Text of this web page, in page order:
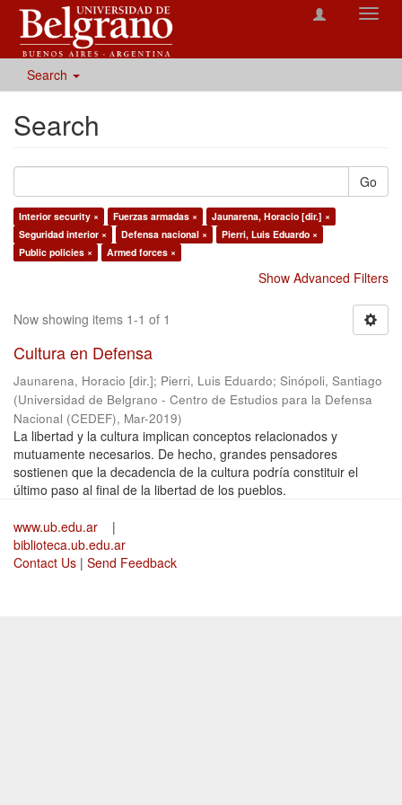
Search
Search
Go
Interior security × Fuerzas armadas ×
Jaunarena, Horacio [dir.] ×
Seguridad interior ×
Defensa nacional ×
Pierri, Luis Eduardo ×
Public policies ×
Armed forces ×
Show Advanced Filters
Now showing items 1-1 of 1
Cultura en Defensa
Jaunarena, Horacio [dir.]; Pierri, Luis Eduardo; Sinópoli, Santiago
(Universidad de Belgrano - Centro de Estudios para la Defensa
Nacional (CEDEF), Mar-2019)
La libertad y la cultura implican conceptos relacionados y
mutuamente necesarios. De hecho, grandes pensadores
sostienen que la decadencia de la cultura podría constituir el
último paso al final de la libertad de los pueblos.
www.ub.edu.ar
|
biblioteca.ub.edu.ar
Contact Us | Send Feedback